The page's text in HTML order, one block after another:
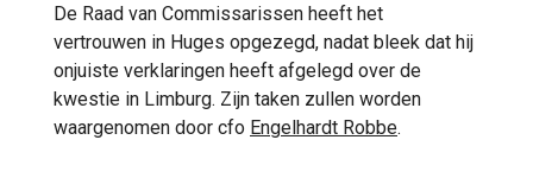
De Raad van Commissarissen heeft het
vertrouwen in Huges opgezegd, nadat bleek dat hij
onjuiste verklaringen heeft afgelegd over de
kwestie in Limburg. Zijn taken zullen worden
waargenomen door cfo Engelhardt Robbe.